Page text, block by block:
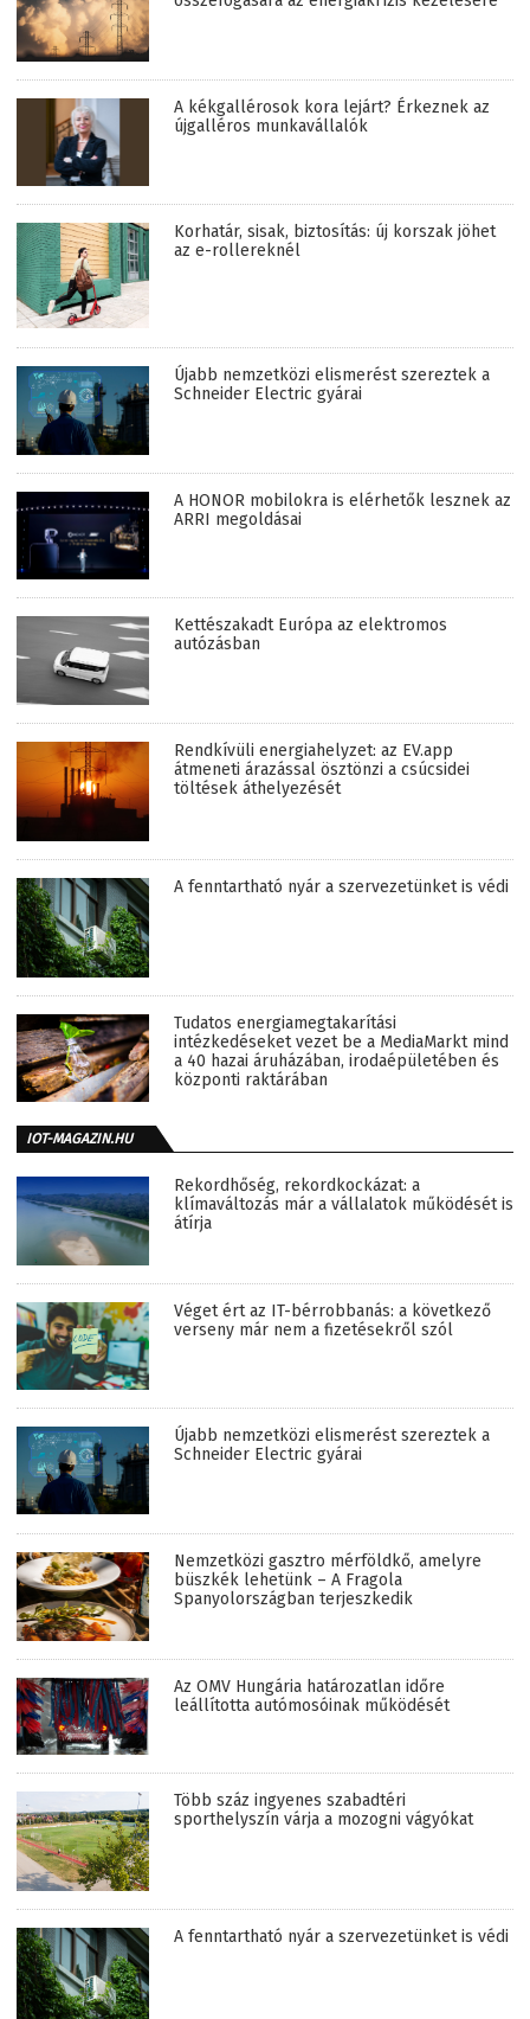
A kékgallérosok kora lejárt? Érkeznek az
újgalléros munkavállalók
Korhatár, sisak, biztosítás: új korszak jöhet
az e-rollereknél
Újabb nemzetközi elismerést szereztek a
Schneider Electric gyárai
A HONOR mobilokra is elérhetők lesznek az
ARRI megoldásai
Kettészakadt Európa az elektromos
autózásban
Rendkívüli energiahelyzet: az EV.app
átmeneti árazással ösztönzi a csúcsidei
töltések áthelyezését
A fenntartható nyár a szervezetünket is védi
Tudatos energiamegtakarítási
intézkedéseket vezet be a MediaMarkt mind
a 40 hazai áruházában, irodaépületében és
központi raktárában
IOT-MAGAZIN.HU
Rekordhőség, rekordkockázat: a
klímaváltozás már a vállalatok működését is
átírja
Véget ért az IT-bérrobbanás: a következő
verseny már nem a fizetésekről szól
Újabb nemzetközi elismerést szereztek a
Schneider Electric gyárai
Nemzetközi gasztro mérföldkő, amelyre
büszkék lehetünk – A Fragola
Spanyolországban terjeszkedik
Az OMV Hungária határozatlan időre
leállította autómosóinak működését
Több száz ingyenes szabadtéri
sporthelyszín várja a mozogni vágyókat
A fenntartható nyár a szervezetünket is védi